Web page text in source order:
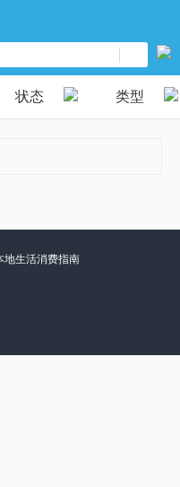
状态 类型
地生活消费指南